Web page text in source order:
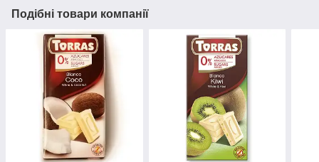
Подібні товари компанії